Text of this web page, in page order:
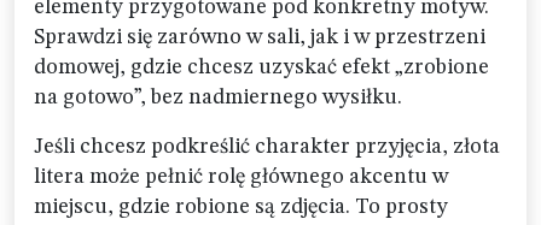
elementy przygotowane pod konkretny motyw.
Sprawdzi się zarówno w sali, jak i w przestrzeni
domowej, gdzie chcesz uzyskać efekt „zrobione
na gotowo”, bez nadmiernego wysiłku.
Jeśli chcesz podkreślić charakter przyjęcia, złota
litera może pełnić rolę głównego akcentu w
miejscu, gdzie robione są zdjęcia. To prosty